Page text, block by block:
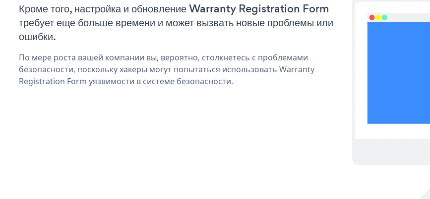
Кроме того, настройка и обновление Warranty Registration Form
требует еще больше времени и может вызвать новые проблемы или
ошибки.
По мере роста вашей компании вы, вероятно, столкнетесь с проблемами
безопасности, поскольку хакеры могут попытаться использовать Warranty
Registration Form уязвимости в системе безопасности.